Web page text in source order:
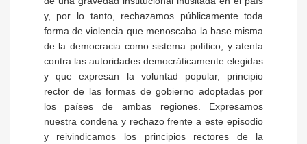
y, por lo tanto, rechazamos públicamente toda
forma de violencia que menoscaba la base misma
de la democracia como sistema político, y atenta
contra las autoridades democráticamente elegidas
y que expresan la voluntad popular, principio
rector de las formas de gobierno adoptadas por
los países de ambas regiones. Expresamos
nuestra condena y rechazo frente a este episodio
y reivindicamos los principios rectores de la